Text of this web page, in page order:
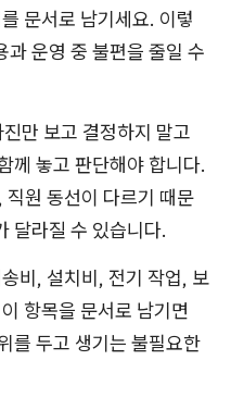
문서로 남기세요. 이렇
운영 중 불편을 줄일 수
만 보고 결정하지 말고
께 놓고 판단해야 합니다.
원 동선이 다르기 때문
달라질 수 있습니다.
비, 설치비, 전기 작업, 보
항목을 문서로 남기면
를 두고 생기는 불필요한